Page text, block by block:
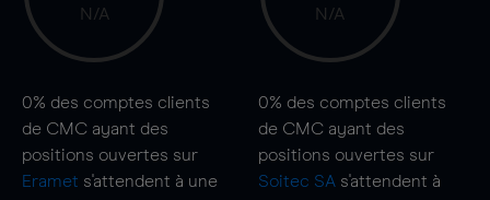
N/A
0% des comptes clients
de CMC ayant des
positions ouvertes sur
Eramet s'attendent à une
N/A
0% des comptes clients
de CMC ayant des
positions ouvertes sur
Soitec SA s'attendent à